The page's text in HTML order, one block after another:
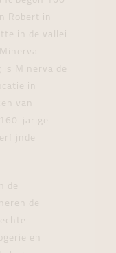
Robert in
in de vallei
is Minerva de
in
van
jarige
de
de
en